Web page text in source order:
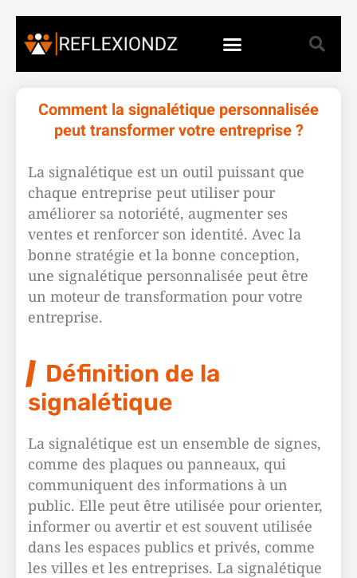
Comment la signalétique personnalisée
peut transformer votre entreprise ?
La signalétique est un outil puissant que
chaque entreprise peut utiliser pour
améliorer sa notoriété, augmenter ses
ventes et renforcer son identité. Avec la
bonne stratégie et la bonne conception,
une signalétique personnalisée peut être
un moteur de transformation pour votre
entreprise.
Définition de la
signalétique
La signalétique est un ensemble de signes,
comme des plaques ou panneaux, qui
communiquent des informations à un
public. Elle peut être utilisée pour orienter,
informer ou avertir et est souvent utilisée
dans les espaces publics et privés, comme
les villes et les entreprises. La signalétique